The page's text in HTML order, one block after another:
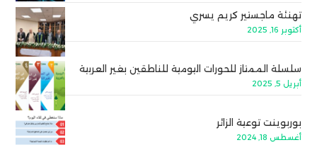
تهنئة ماجستير كريم يسري
أكتوبر 16, 2025
سلسلة الممتاز للحورات اليومية للناطقين بغير العربية
أبريل 5, 2025
بوربوينت توعية الزائر
أغسطس 18, 2024